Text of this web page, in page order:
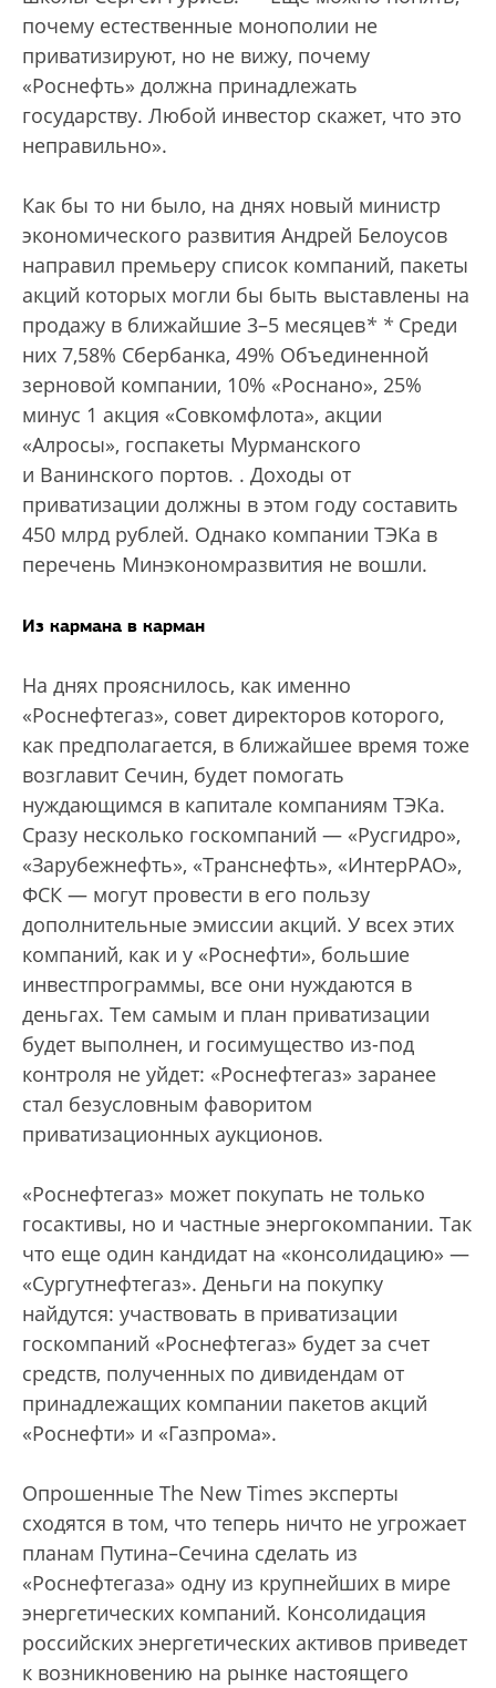
почему естественные монополии не
приватизируют, но не вижу, почему
«Роснефть» должна принадлежать
государству. Любой инвестор скажет, что это
неправильно».
Как бы то ни было, на днях новый министр
экономического развития Андрей Белоусов
направил премьеру список компаний, пакеты
акций которых могли бы быть выставлены на
продажу в ближайшие 3–5 месяцев* * Среди
них 7,58% Сбербанка, 49% Объединенной
зерновой компании, 10% «Роснано», 25%
минус 1 акция «Совкомфлота», акции
«Алросы», госпакеты Мурманского
и Ванинского портов. . Доходы от
приватизации должны в этом году составить
450 млрд рублей. Однако компании ТЭКа в
перечень Минэкономразвития не вошли.
Из кармана в карман
На днях прояснилось, как именно
«Роснефтегаз», совет директоров которого,
как предполагается, в ближайшее время тоже
возглавит Сечин, будет помогать
нуждающимся в капитале компаниям ТЭКа.
Сразу несколько госкомпаний — «Русгидро»,
«Зарубежнефть», «Транснефть», «ИнтерРАО»,
ФСК — могут провести в его пользу
дополнительные эмиссии акций. У всех этих
компаний, как и у «Роснефти», большие
инвестпрограммы, все они нуждаются в
деньгах. Тем самым и план приватизации
будет выполнен, и госимущество из-под
контроля не уйдет: «Роснефтегаз» заранее
стал безусловным фаворитом
приватизационных аукционов.
«Роснефтегаз» может покупать не только
госактивы, но и частные энергокомпании. Так
что еще один кандидат на «консолидацию» —
«Сургутнефтегаз». Деньги на покупку
найдутся: участвовать в приватизации
госкомпаний «Роснефтегаз» будет за счет
средств, полученных по дивидендам от
принадлежащих компании пакетов акций
«Роснефти» и «Газпрома».
Опрошенные The New Times эксперты
сходятся в том, что теперь ничто не угрожает
планам Путина–Сечина сделать из
«Роснефтегаза» одну из крупнейших в мире
энергетических компаний. Консолидация
российских энергетических активов приведет
к возникновению на рынке настоящего